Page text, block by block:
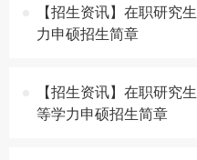
【招生资讯】在职研究
力申硕招生简章
【招生资讯】在职研究
等学力申硕招生简章